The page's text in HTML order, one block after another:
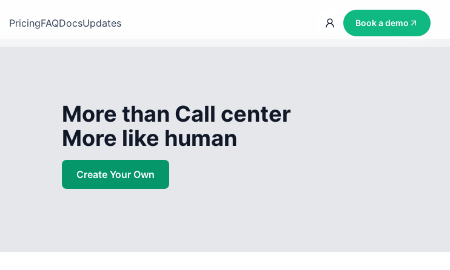
PricingFAQDocsUpdates Book a demo
More than Call center
More like human
Create Your Own